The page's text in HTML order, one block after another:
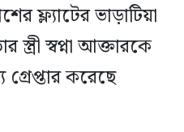
ফ্ল্যাটের ভাড়াটিয়া
স্বপ্না আক্তারকে
করেছে